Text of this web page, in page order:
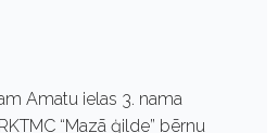
Amatu ielas 3. nama
“Mazā ģilde” bērnu